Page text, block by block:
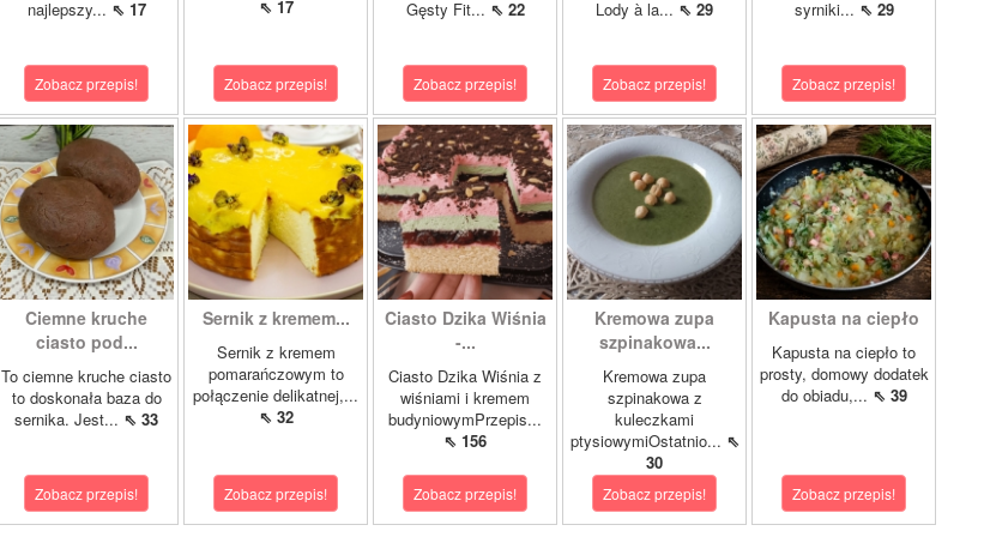
najlepszy... ⇖ 17
Zobacz przepis!
⇖ 17
Zobacz przepis!
Gęsty Fit... ⇖ 22
Zobacz przepis!
Lody à la... ⇖ 29
Zobacz przepis!
syrniki... ⇖ 29
Zobacz przepis!
Ciemne kruche
ciasto pod...
To ciemne kruche ciasto
to doskonała baza do
sernika. Jest... ⇖ 33
Zobacz przepis!
Sernik z kremem...
Sernik z kremem
pomarańczowym to
połączenie delikatnej,...
⇖ 32
Zobacz przepis!
Ciasto Dzika Wiśnia
-...
Ciasto Dzika Wiśnia z
wiśniami i kremem
budyniowymPrzepis...
⇖ 156
Zobacz przepis!
Kremowa zupa
szpinakowa...
Kremowa zupa
szpinakowa z
kuleczkami
ptysiowymiOstatnio... ⇖
30
Zobacz przepis!
Kapusta na ciepło
Kapusta na ciepło to
prosty, domowy dodatek
do obiadu,... ⇖ 39
Zobacz przepis!